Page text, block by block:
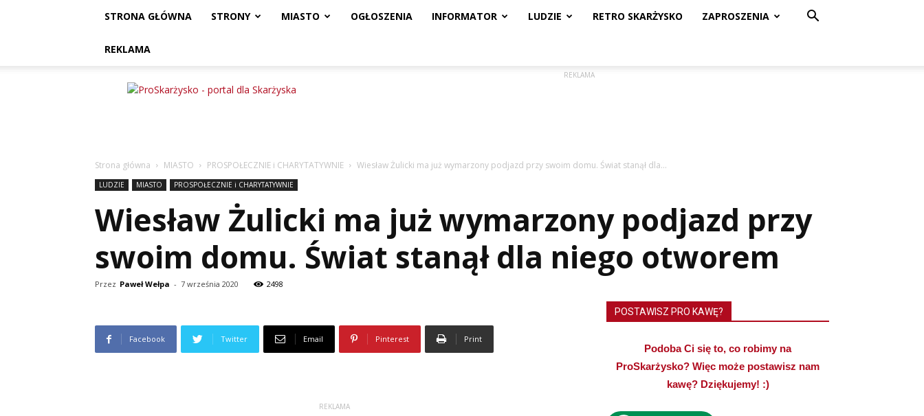
STRONA GŁÓWNA STRONY MIASTO OGŁOSZENIA INFORMATOR LUDZIE RETRO SKARŻYSKO ZAPROSZENIA
REKLAMA
ProSkarżysko
REKLAMA
Strona główna MIASTO PROSPOŁECZNIE i CHARYTATYWNIE Wiesław Żulicki ma już wymarzony podjazd przy swoim domu. Świat stanął dla...
LUDZIE MIASTO PROSPOŁECZNIE i CHARYTATYWNIE
Wiesław Żulicki ma już wymarzony podjazd przy
swoim domu. Świat stanął dla niego otworem
Przez Paweł Wełpa - 7 września 2020 2498
Facebook Twitter Email Pinterest Print
REKLAMA
POSTAWISZ PRO KAWĘ?
Podoba Ci się to, co robimy na
ProSkarżysko? Więc może postawisz nam
kawę? Dziękujemy! :)